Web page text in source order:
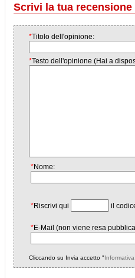
Scrivi la tua
*Titolo dell'opinione:
*Testo dell'opinione (Hai a
*Nome:
*Riscrivi qui il
*E-Mail (non viene resa
Cliccando su Invia accetto "